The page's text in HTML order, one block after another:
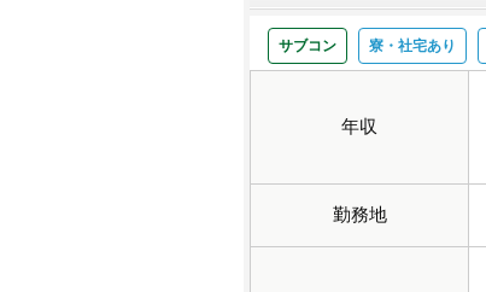
サブコン 寮・社宅あり
年収
勤務地